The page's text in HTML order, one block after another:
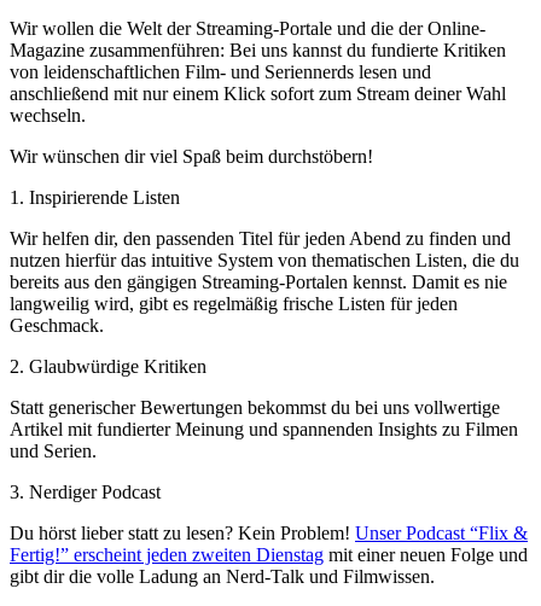
Wir wollen die Welt der Streaming-Portale und die der Online-
Magazine zusammenführen: Bei uns kannst du fundierte Kritiken
von leidenschaftlichen Film- und Seriennerds lesen und
anschließend mit nur einem Klick sofort zum Stream deiner Wahl
wechseln.
Wir wünschen dir viel Spaß beim durchstöbern!
1. Inspirierende Listen
Wir helfen dir, den passenden Titel für jeden Abend zu finden und
nutzen hierfür das intuitive System von thematischen Listen, die du
bereits aus den gängigen Streaming-Portalen kennst. Damit es nie
langweilig wird, gibt es regelmäßig frische Listen für jeden
Geschmack.
2. Glaubwürdige Kritiken
Statt generischer Bewertungen bekommst du bei uns vollwertige
Artikel mit fundierter Meinung und spannenden Insights zu Filmen
und Serien.
3. Nerdiger Podcast
Du hörst lieber statt zu lesen? Kein Problem! Unser Podcast “Flix &
Fertig!” erscheint jeden zweiten Dienstag mit einer neuen Folge und
gibt dir die volle Ladung an Nerd-Talk und Filmwissen.